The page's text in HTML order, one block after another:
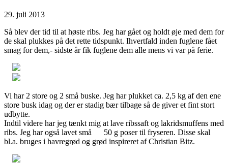
29. juli 2013
Så blev der tid til at høste ribs. Jeg har gået og holdt øje med dem for
de skal plukkes på det rette tidspunkt. Ihvertfald inden fuglene fået
smag for dem,- sidste år fik fuglene dem alle mens vi var på ferie.
Vi har 2 store og 2 små buske. Jeg har plukket ca. 2,5 kg af den ene
store busk idag og der er stadig bær tilbage så de giver et fint stort
udbytte.
Indtil videre har jeg tænkt mig at lave ribssaft og lakridsmuffens med
ribs. Jeg har også lavet små 50 g poser til fryseren. Disse skal
bl.a. bruges i havregrød og grød inspireret af Christian Bitz.